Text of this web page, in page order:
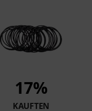
17%
KAUFTEN